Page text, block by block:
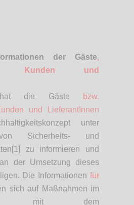
der Gäste,
Kunden und
hat die Gäste
bzw.
und
LieferantInnen
unter
Sicherheits- und
zu informieren und
der Umsetzung dieses
Die Informationen für
sich auf Maßnahmen im
mit dem